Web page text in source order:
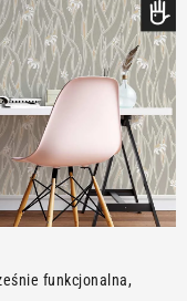
funkcjonalna,